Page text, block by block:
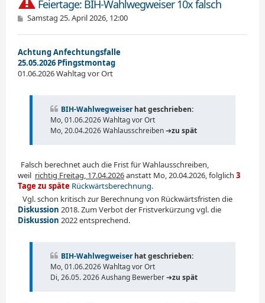
Feiertage: BIH-Wahlwegweiser 10x falsch
B
i
r
a
g
Samstag 25. April 2026, 12:00
Achtung Anfechtungsfalle
25.05.2026 Pfingstmontag
01.06.2026 Wahltag vor Ort
BIH-Wahlwegweiserhat geschrieben:
Mo, 01.06.2026 Wahltag vor Ort
Mo, 20.04.2026 Wahlausschreiben ➔zu spät
Falsch berechnet auch die Frist für Wahlausschreiben,
weil richtig Freitag, 17.04.2026anstatt Mo, 20.04.2026, folglich 3
Tage zu späte Rückwärtsberechnung.
Vgl. schon kritisch zur Berechnung von Rückwärtsfristen die
Diskussion 2018. Zum Verbot der Fristverkürzung vgl. die
Diskussion 2022 entsprechend.
BIH-Wahlwegweiserhat geschrieben:
Mo, 01.06.2026 Wahltag vor Ort
Di, 26.05. 2026 Aushang Bewerber ➔zu spät